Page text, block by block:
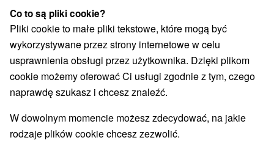
Amfiteatry i kina w przyrodzie
Źródła(4) Parki miejskie i zamkowe(2)
Obiekty architektoniczne(2) Miejsca sakralne(2)
Zamki(2) Jazda konna(1) Zamki, pałace, ruiny(11)
Wieże obserwacyjne i chodniki(1)
Planetarium i obserwatorium(1)
Jeziora, jeziora, zbiorniki wodne
Kościoły drewniane(1) Wodospady(2) Pomniki(1)
Zabytki techniki(5) Atrakcje dla dzieci
Co to są pliki cookie?
Pliki cookie to małe pliki tekstowe, które mogą być
wykorzystywane przez strony internetowe w celu
usprawnienia obsługi przez użytkownika. Dzięki plikom
cookie możemy oferować Ci usługi zgodnie z tym, czego
naprawdę szukasz i chcesz znaleźć.
W dowolnym momencie możesz zdecydować, na jakie
rodzaje plików cookie chcesz zezwolić.